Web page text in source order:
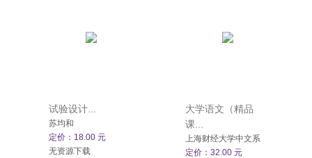
试验设计...
苏均和
定价：18.00 元
无资源下载
大学语文（精品
课...
上海财经大学中文系
定价：32.00 元